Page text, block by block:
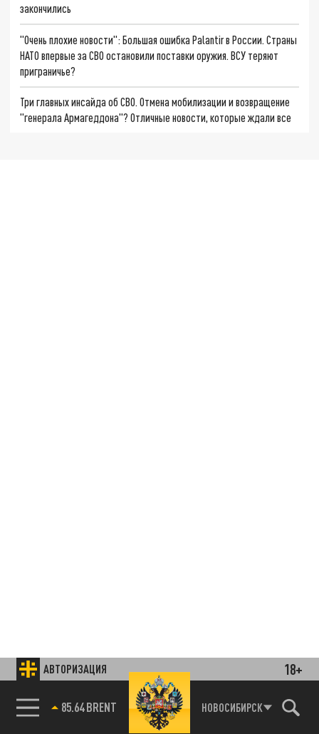
АВТОРИЗАЦИЯ 18+
85.64 BRENT НОВОСИБИРСК
закончились
"Очень плохие новости": Большая ошибка Palantir в России. Страны
НАТО впервые за СВО остановили поставки оружия. ВСУ теряют
приграничье?
Три главных инсайда об СВО. Отмена мобилизации и возвращение
"генерала Армагеддона"? Отличные новости, которые ждали все